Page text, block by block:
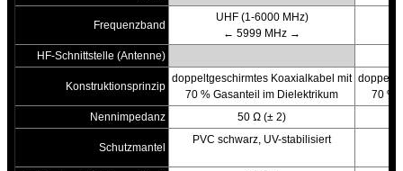
Frequenzband
UHF (1-6000 MHz)
← 5999 MHz →
HF-Schnittstelle (Antenne)
Konstruktionsprinzip
doppeltgeschirmtes Koaxialkabel mit
70 % Gasanteil im Dielektrikum
70 %
Nennimpedanz
50 Ω (± 2)
Schutzmantel
PVC schwarz, UV-stabilisiert